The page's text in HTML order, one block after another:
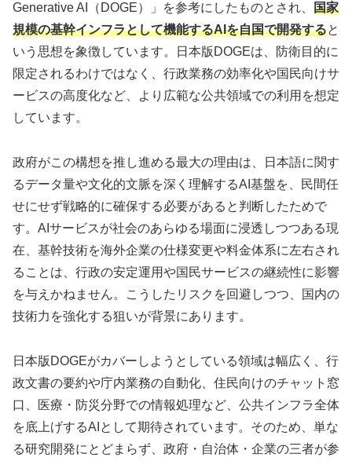
Generative AI（DOGE）」を参考にしたものとされ、 国家
規模の基幹インフラとして機能するAIを自国で開発すると
いう思想を象徴しています。日本版DOGEは、防衛目的に
限定されるわけではなく、行政業務の効率化や国民向けサ
ービスの高度化など、より広範な公共領域での利用を想定
しています。
政府がこの構想を推し進める最大の理由は、日本語に関す
るデータ量や文化的文脈を深く理解するAI基盤を、民間任
せにせず戦略的に確保する必要があると判断したためで
す。AIサービスが社会のあらゆる場面に浸透しつつある現
在、基幹技術を海外企業の仕様変更や料金体系に左右され
ることは、行政の安定運用や国民サービスの継続性に影響
を与えかねません。こうしたリスクを回避しつつ、国内の
技術力を強化する狙いが背景にあります。
日本版DOGEがカバーしようとしている領域は幅広く、行
政文書の要約や庁内業務の自動化、住民向けのチャット窓
口、医療・防災分野での情報処理など、公共インフラ全体
を底上げするAIとして期待されています。そのため、単な
る研究開発にとどまらず、政府・自治体・企業の三者が参